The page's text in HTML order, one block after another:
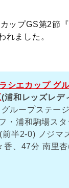
ップGS第2節
れました。
シエカップ グ
(浦和レッズレデ
ループステー
・浦和駒場スタ
半2-0) ノジマ
、47分 南里